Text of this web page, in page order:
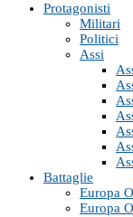
Protagonisti
Militari
Politici
Assi
Battaglie
Europa
Europa